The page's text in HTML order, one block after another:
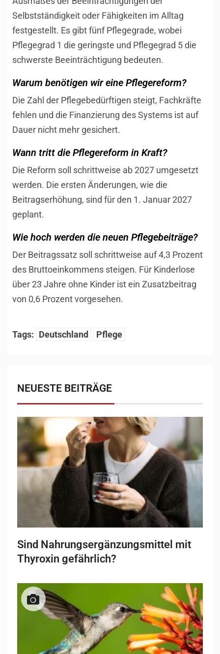
Selbstständigkeit oder Fähigkeiten im Alltag
festgestellt. Es gibt fünf Pflegegrade, wobei
Pflegegrad 1 die geringste und Pflegegrad 5 die
schwerste Beeinträchtigung bedeuten.
Warum benötigen wir eine Pflegereform?
Die Zahl der Pflegebedürftigen steigt, Fachkräfte
fehlen und die Finanzierung des Systems ist auf
Dauer nicht mehr gesichert.
Wann tritt die Pflegereform in Kraft?
Die Reform soll schrittweise ab 2027 umgesetzt
werden. Die ersten Änderungen, wie die
Beitragserhöhung, sind für den 1. Januar 2027
geplant.
Wie hoch werden die neuen Pflegebeiträge?
Der Beitragssatz soll schrittweise auf 4,3 Prozent
des Bruttoeinkommens steigen. Für Kinderlose
über 23 Jahre ohne Kinder ist ein Zusatzbeitrag
von 0,6 Prozent vorgesehen.
Tags: Deutschland Pflege
NEUESTE BEITRÄGE
Sind Nahrungsergänzungsmittel mit
Thyroxin gefährlich?